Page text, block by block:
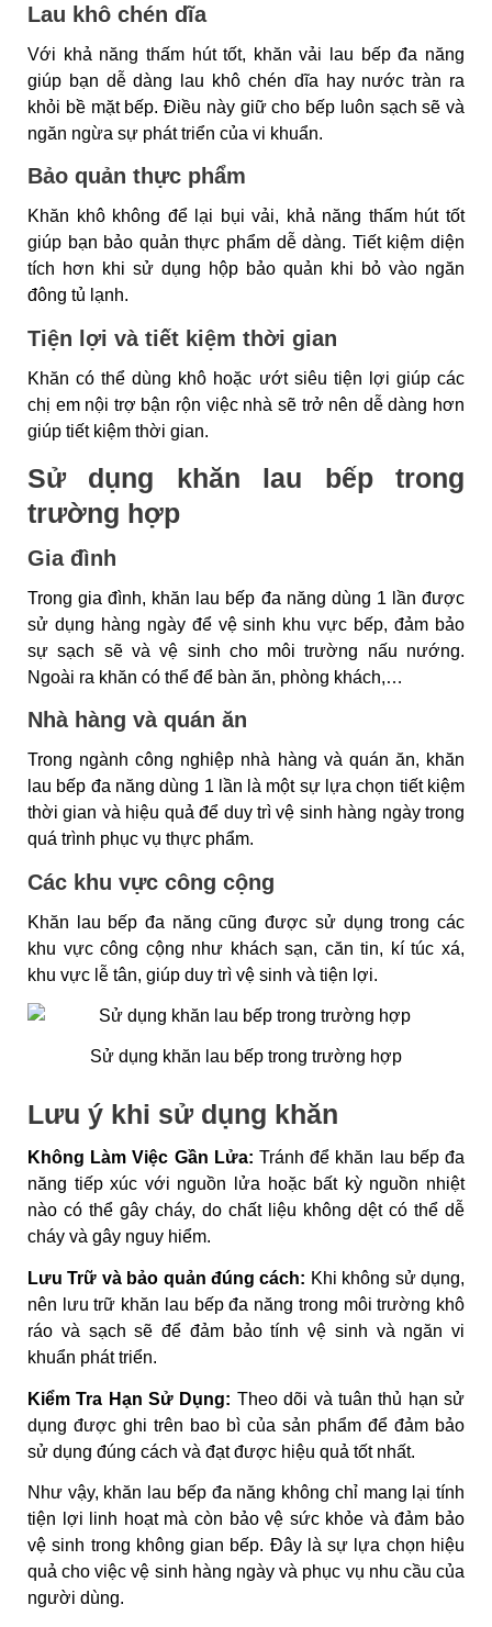
Lau khô chén dĩa
Với khả năng thấm hút tốt, khăn vải lau bếp đa năng
giúp bạn dễ dàng lau khô chén dĩa hay nước tràn ra
khỏi bề mặt bếp. Điều này giữ cho bếp luôn sạch sẽ và
ngăn ngừa sự phát triển của vi khuẩn.
Bảo quản thực phẩm
Khăn khô không để lại bụi vải, khả năng thấm hút tốt
giúp bạn bảo quản thực phẩm dễ dàng. Tiết kiệm diện
tích hơn khi sử dụng hộp bảo quản khi bỏ vào ngăn
đông tủ lạnh.
Tiện lợi và tiết kiệm thời gian
Khăn có thể dùng khô hoặc ướt siêu tiện lợi giúp các
chị em nội trợ bận rộn việc nhà sẽ trở nên dễ dàng hơn
giúp tiết kiệm thời gian.
Sử dụng khăn lau bếp trong
trường hợp
Gia đình
Trong gia đình, khăn lau bếp đa năng dùng 1 lần được
sử dụng hàng ngày để vệ sinh khu vực bếp, đảm bảo
sự sạch sẽ và vệ sinh cho môi trường nấu nướng.
Ngoài ra khăn có thể để bàn ăn, phòng khách,…
Nhà hàng và quán ăn
Trong ngành công nghiệp nhà hàng và quán ăn, khăn
lau bếp đa năng dùng 1 lần là một sự lựa chọn tiết kiệm
thời gian và hiệu quả để duy trì vệ sinh hàng ngày trong
quá trình phục vụ thực phẩm.
Các khu vực công cộng
Khăn lau bếp đa năng cũng được sử dụng trong các
khu vực công cộng như khách sạn, căn tin, kí túc xá,
khu vực lễ tân, giúp duy trì vệ sinh và tiện lợi.
Sử dụng khăn lau bếp trong trường hợp
Lưu ý khi sử dụng khăn
Không Làm Việc Gần Lửa: Tránh để khăn lau bếp đa
năng tiếp xúc với nguồn lửa hoặc bất kỳ nguồn nhiệt
nào có thể gây cháy, do chất liệu không dệt có thể dễ
cháy và gây nguy hiểm.
Lưu Trữ và bảo quản đúng cách: Khi không sử dụng,
nên lưu trữ khăn lau bếp đa năng trong môi trường khô
ráo và sạch sẽ để đảm bảo tính vệ sinh và ngăn vi
khuẩn phát triển.
Kiểm Tra Hạn Sử Dụng: Theo dõi và tuân thủ hạn sử
dụng được ghi trên bao bì của sản phẩm để đảm bảo
sử dụng đúng cách và đạt được hiệu quả tốt nhất.
Như vậy, khăn lau bếp đa năng không chỉ mang lại tính
tiện lợi linh hoạt mà còn bảo vệ sức khỏe và đảm bảo
vệ sinh trong không gian bếp. Đây là sự lựa chọn hiệu
quả cho việc vệ sinh hàng ngày và phục vụ nhu cầu của
người dùng.